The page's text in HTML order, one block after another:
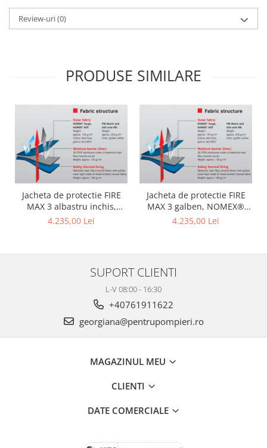
Review-uri(0)
PRODUSE SIMILARE
Jacheta de protectie FIRE
MAX 3 albastru inchis,
NOMEX® TOUGHT
4.235,00 Lei
Jacheta de protectie FIRE
MAX 3 galben, NOMEX®
Tought
4.235,00 Lei
SUPORT CLIENTI
L-V 08:00 - 16:30
+40761911622
georgiana@pentrupompieri.ro
MAGAZINUL MEU
CLIENTI
DATE COMERCIALE